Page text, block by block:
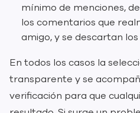
mínimo de menciones,
los comentarios que
amigo, y se descartan
En todos los casos la
transparente y se
verificación para que